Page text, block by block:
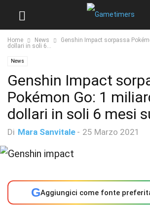
Home News
Genshin Impact sorpassa
dollari in soli 6...
News
Genshin Impact
Pokémon Go: 1
dollari in soli 6 mesi
Di Mara Sanvitale - 25 Marzo 2021
GAggiungici come fonte